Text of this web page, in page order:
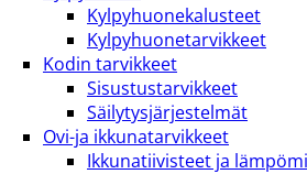
Kylpyhuonekalusteet
Kylpyhuonetarvikkeet
Kodin tarvikkeet
Sisustustarvikkeet
Säilytysjärjestelmät
Ovi-ja ikkunatarvikkeet
Ikkunatiivisteet ja